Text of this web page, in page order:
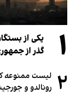
۱
یکی از
گذر از
۲ رونالدو و